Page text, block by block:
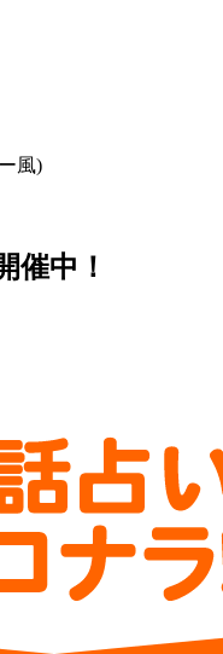
風)
催中！